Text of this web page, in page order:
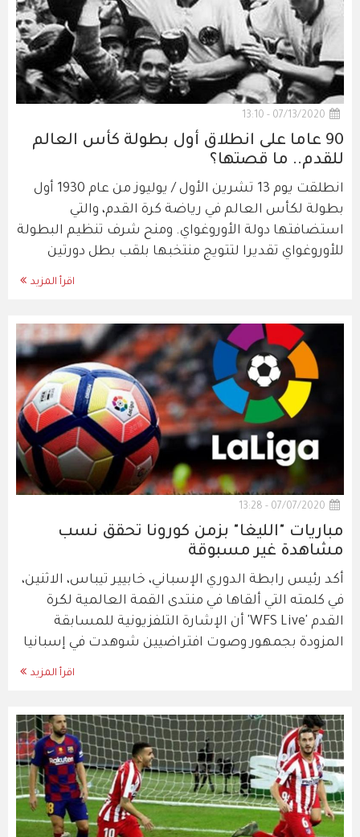
07/13/2020 - 13:10
90 عاما على انطلاق أول بطولة كأس العالم
للقدم.. ما قصتها؟
انطلقت يوم 13 تشرين الأول / يوليوز من عام 1930 أول
بطولة لكأس العالم في رياضة كرة القدم، والتي
استضافتها دولة الأوروغواي. ومنح شرف تنظيم البطولة
للأوروغواي تقديرا لتتويج منتخبها بلقب بطل دورتين
اقرأ المزيد
07/07/2020 - 13:28
مباريات "الليغا" بزمن كورونا تحقق نسب
مشاهدة غير مسبوقة
أكد رئيس رابطة الدوري الإسباني، خابيير تيباس، الاثنين،
في كلمته التي ألقاها في منتدى القمة العالمية لكرة
القدم 'WFS Live' أن الإشارة التلفزيونية للمسابقة
المزودة بجمهور وصوت افتراضيين شوهدت في إسبانيا
اقرأ المزيد